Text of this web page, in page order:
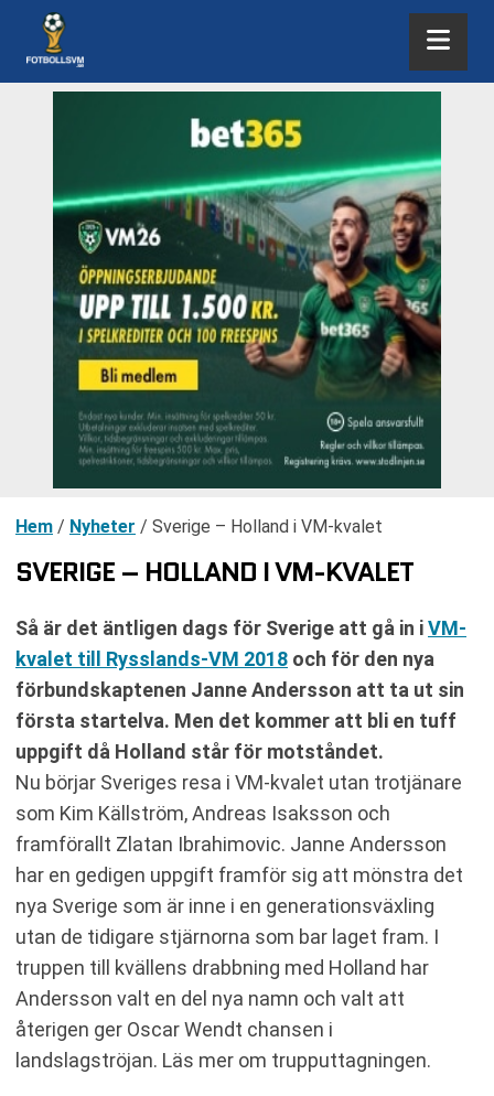
Hem / Nyheter / Sverige – Holland i VM-kvalet
SVERIGE – HOLLAND I VM-KVALET
Så är det äntligen dags för Sverige att gå in iVM-
kvalet till Rysslands-VM 2018 och för den nya
förbundskaptenen Janne Andersson att ta ut sin
första startelva. Men det kommer att bli en tuff
uppgift då Holland står för motståndet.
Nu börjar Sveriges resa i VM-kvalet utan trotjänare
som Kim Källström, Andreas Isaksson och
framförallt Zlatan Ibrahimovic. Janne Andersson
har en gedigen uppgift framför sig att mönstra det
nya Sverige som är inne i en generationsväxling
utan de tidigare stjärnorna som bar laget fram. I
truppen till kvällens drabbning med Holland har
Andersson valt en del nya namn och valt att
återigen ger Oscar Wendt chansen i
landslagströjan. Läs mer om trupputtagningen.